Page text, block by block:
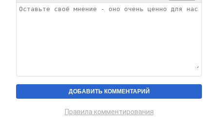
Правила комментирования